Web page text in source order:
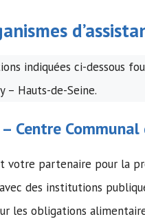
indiquées ci-dessous
– Hauts-de-Seine.
– Centre
votre partenaire pour la
des institutions
les obligations